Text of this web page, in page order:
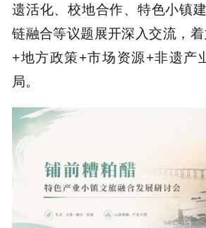
遗活化、校地合作、特色小镇
链融合等议题展开深入交流，
+地方政策+市场资源+非遗产
局。